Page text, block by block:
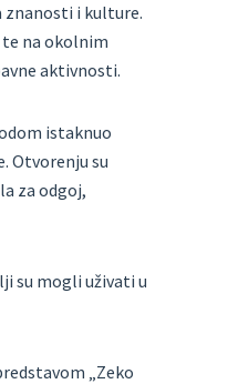
znanosti i kulture.
na okolnim
aktivnosti.
istaknuo
Otvorenju su
za odgoj,
su mogli uživati u
„Zeko